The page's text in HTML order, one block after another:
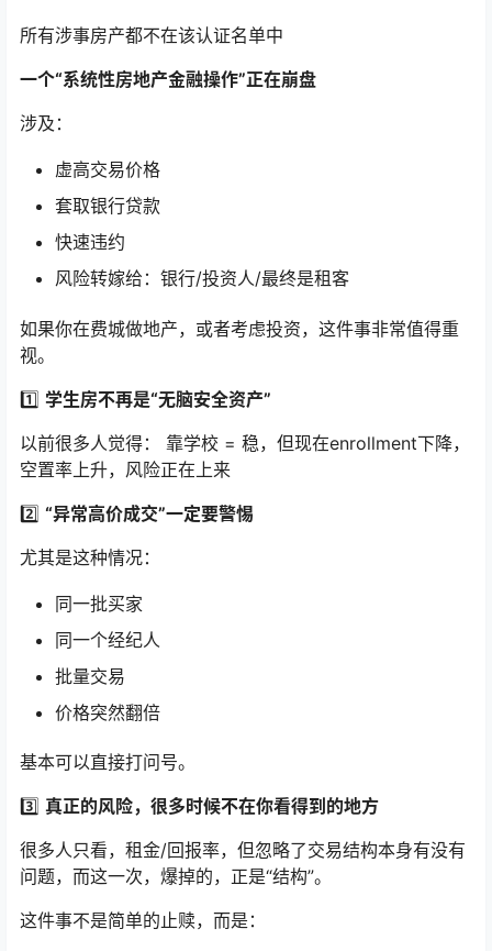
所有涉事房产都不在该认证名单中
一个“系统性房地产金融操作”正在崩盘
涉及：
虚高交易价格
套取银行贷款
快速违约
风险转嫁给：银行/投资人/最终是租客
如果你在费城做地产，或者考虑投资，这件事非常值得重
视。
1️⃣ 学生房不再是“无脑安全资产”
以前很多人觉得： 靠学校 = 稳，但现在enrollment下降，
空置率上升，风险正在上来
2️⃣ “异常高价成交”一定要警惕
尤其是这种情况：
同一批买家
同一个经纪人
批量交易
价格突然翻倍
基本可以直接打问号。
3️⃣ 真正的风险，很多时候不在你看得到的地方
很多人只看，租金/回报率，但忽略了交易结构本身有没有
问题，而这一次，爆掉的，正是“结构”。
这件事不是简单的止赎，而是：